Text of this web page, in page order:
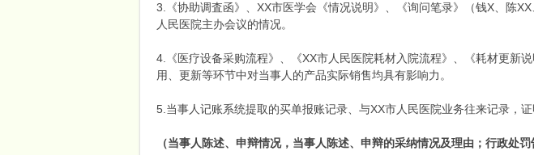
3.《协助调査函》、XX市医学会《情况说明》、《询问笔录》（钱X、陈
人民医院主办会议的情况。
4.《医疗设备采购流程》、《XX市人民医院耗材入院流程》、《耗材更新
用、更新等环节中对当事人的产品实际销售均具有影响力。
5.当事人记账系统提取的买单报账记录、与XX市人民医院业务往来记录，
（当事人陈述、申辩情况，当事人陈述、申辩的采纳情况及理由；行政处